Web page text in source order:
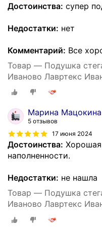
Достоинства: супер
Недостатки: нет
Комментарий: Все
Товар — Подушка
Иваново Лавртекс
(микрофайбер) ультра-
Марина Мацокина
5 отзывов
17 июня 2024
Достоинства: Хорошая
наполненности.
Недостатки: не нашла
Товар — Подушка
Иваново Лавртекс
(микрофайбер) ультра-